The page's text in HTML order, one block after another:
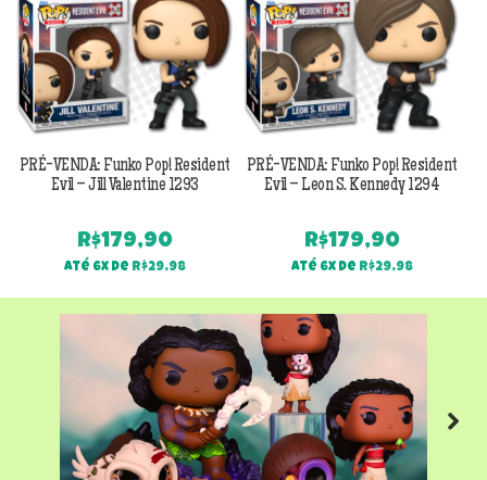
PRÉ-VENDA: Funko Pop! Resident
Evil – Jill Valentine 1293
R$179,90
Até 6x de R$29,98
PRÉ-VENDA: Funko Pop! Resident
Evil – Leon S. Kennedy 1294
R$179,90
Até 6x de R$29,98
Next